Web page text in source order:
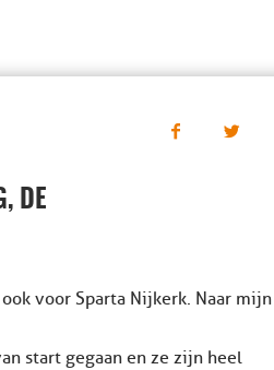
DE
voor Sparta Nijkerk. Naar mijn
start gegaan en ze zijn heel